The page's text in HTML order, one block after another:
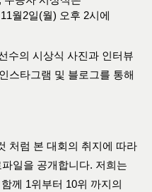
월2일(월) 오후 2시에
수의 시상식 사진과 인터뷰
스타그램 및 블로그를 통해
처럼 본 대회의 취지에 따라
일을 공개합니다. 저희는
께 1위부터 10위 까지의